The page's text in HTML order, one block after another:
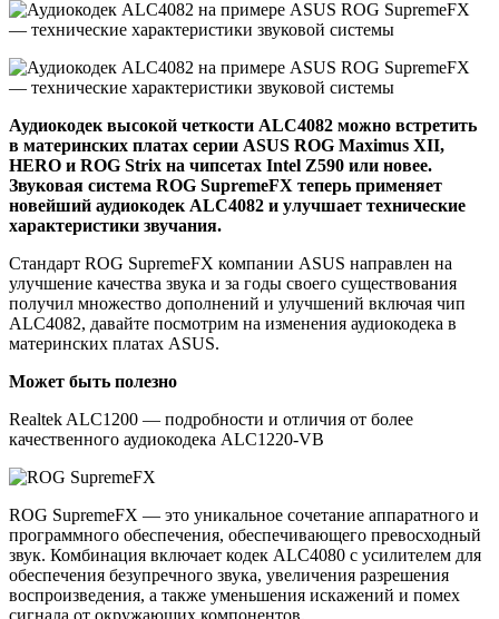
Аудиокодек высокой четкости ALC4082 можно встретить
в материнских платах серии ASUS ROG Maximus XII,
HERO и ROG Strix на чипсетах Intel Z590 или новее.
Звуковая система ROG SupremeFX теперь применяет
новейший аудиокодек ALC4082 и улучшает технические
характеристики звучания.
Стандарт ROG SupremeFX компании ASUS направлен на
улучшение качества звука и за годы своего существования
получил множество дополнений и улучшений включая чип
ALC4082, давайте посмотрим на изменения аудиокодека в
материнских платах ASUS.
Может быть полезно
Realtek ALC1200 — подробности и отличия от более
качественного аудиокодека ALC1220-VB
ROG SupremeFX — это уникальное сочетание аппаратного и
программного обеспечения, обеспечивающего превосходный
звук. Комбинация включает кодек ALC4080 с усилителем для
обеспечения безупречного звука, увеличения разрешения
воспроизведения, а также уменьшения искажений и помех
сигнала от окружающих компонентов.